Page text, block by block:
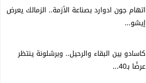
اتهام جون ادوارد بصناعة الأزمة.. الزمالك يعرض
إيشو...
كاسادو بين البقاء والرحيل.. وبرشلونة ينتظر
عرضًا بـ40...